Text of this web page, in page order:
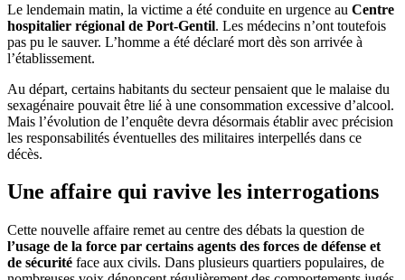
Le lendemain matin, la victime a été conduite en urgence au Centre
hospitalier régional de Port-Gentil. Les médecins n’ont toutefois
pas pu le sauver. L’homme a été déclaré mort dès son arrivée à
l’établissement.
Au départ, certains habitants du secteur pensaient que le malaise du
sexagénaire pouvait être lié à une consommation excessive d’alcool.
Mais l’évolution de l’enquête devra désormais établir avec précision
les responsabilités éventuelles des militaires interpellés dans ce
décès.
Une affaire qui ravive les interrogations
Cette nouvelle affaire remet au centre des débats la question de
l’usage de la force par certains agents des forces de défense et
de sécurité face aux civils. Dans plusieurs quartiers populaires, de